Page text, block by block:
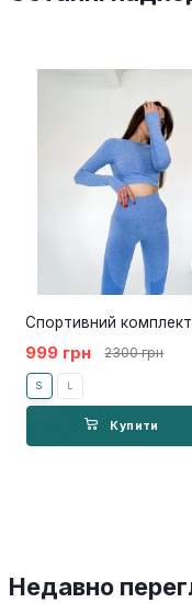
999 грн 2300 грн
S L
Купити
Недавно